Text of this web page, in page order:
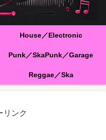
House／Electronic
Punk／SkaPunk／Garage
Reggae／Ska
リンク